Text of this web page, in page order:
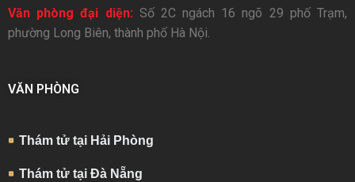
Văn phòng đại diện: Số 2C ngách 16 ngõ 29 phố Trạm,
phường Long Biên, thành phố Hà Nội.
VĂN PHÒNG
Thám tử tại Hải Phòng
Thám tử tại Đà Nẵng